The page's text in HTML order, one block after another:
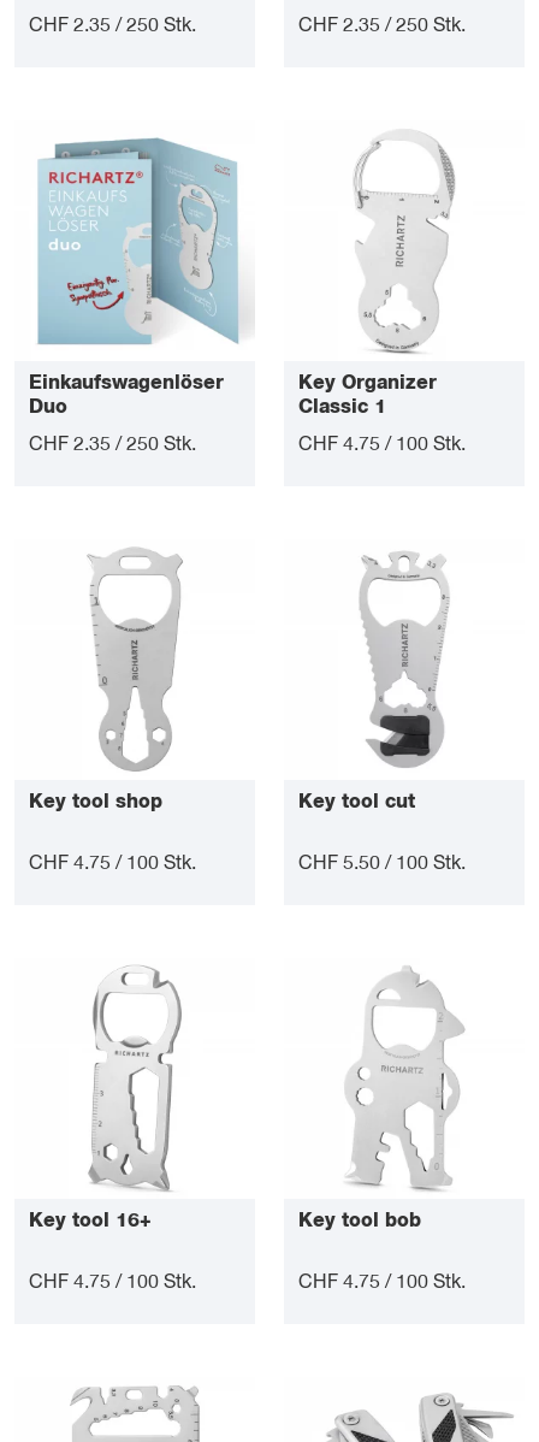
CHF 2.35 / 250 Stk.
CHF 2.35 / 250 Stk.
Einkaufswagenlöser
Duo
CHF 2.35 / 250 Stk.
Key Organizer
Classic 1
CHF 4.75 / 100 Stk.
Key tool shop
CHF 4.75 / 100 Stk.
Key tool cut
CHF 5.50 / 100 Stk.
Key tool 16+
CHF 4.75 / 100 Stk.
Key tool bob
CHF 4.75 / 100 Stk.